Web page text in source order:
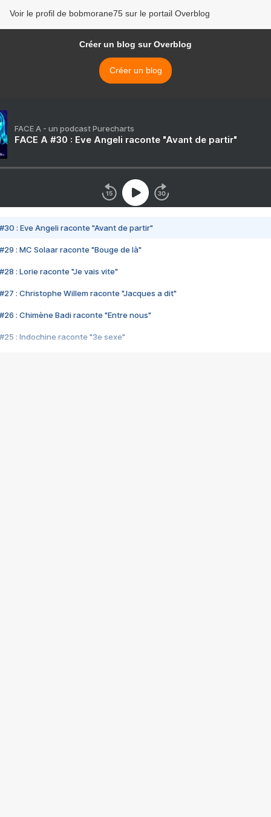
Voir le profil de bobmorane75 sur le portail Overblog
Créer un blog sur Overblog
Créer un blog
FACE A - un podcast Purecharts
FACE A #30 : Eve Angeli raconte "Avant de partir"
#30 : Eve Angeli raconte "Avant de partir"
#29 : MC Solaar raconte "Bouge de là"
#28 : Lorie raconte "Je vais vite"
#27 : Christophe Willem raconte "Jacques a dit"
#26 : Chimène Badi raconte "Entre nous"
#25 : Indochine raconte "3e sexe"